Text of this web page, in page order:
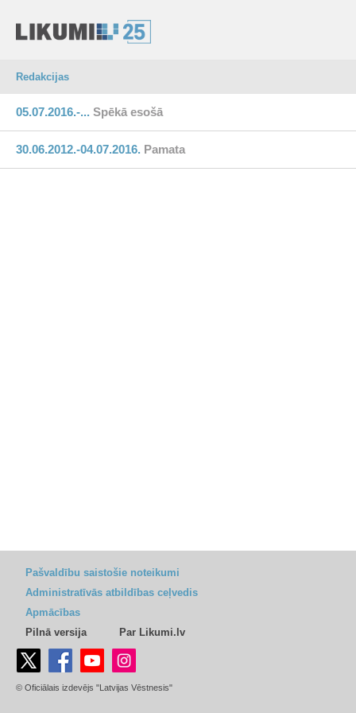
Redakcijas
05.07.2016.-... Spēkā esošā
30.06.2012.-04.07.2016. Pamata
Pašvaldību saistošie noteikumi
Administratīvās atbildības ceļvedis
Apmācības
Pilnā versija
Par Likumi.lv
© Oficiālais izdevējs "Latvijas Vēstnesis"